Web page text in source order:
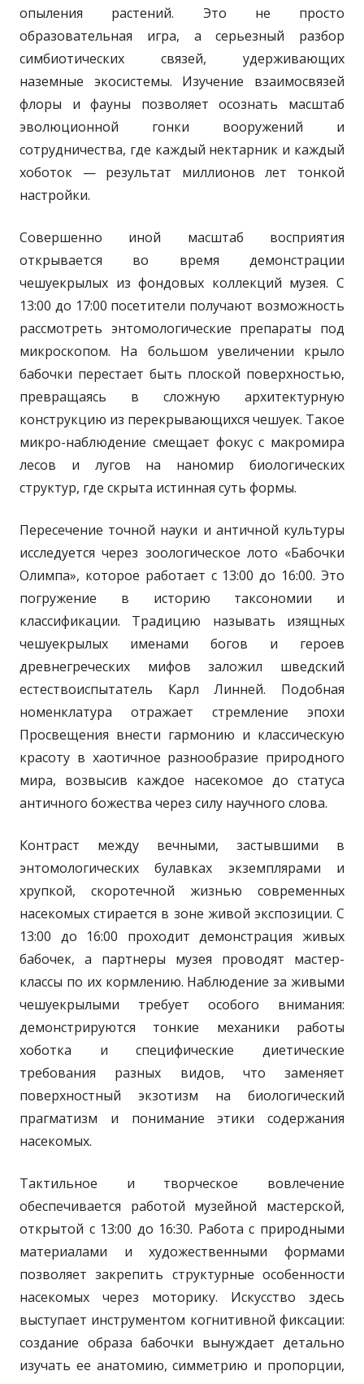
опыления растений. Это не просто
образовательная игра, а серьезный разбор
симбиотических связей, удерживающих
наземные экосистемы. Изучение взаимосвязей
флоры и фауны позволяет осознать масштаб
эволюционной гонки вооружений и
сотрудничества, где каждый нектарник и каждый
хоботок — результат миллионов лет тонкой
настройки.
Совершенно иной масштаб восприятия
открывается во время демонстрации
чешуекрылых из фондовых коллекций музея. С
13:00 до 17:00 посетители получают возможность
рассмотреть энтомологические препараты под
микроскопом. На большом увеличении крыло
бабочки перестает быть плоской поверхностью,
превращаясь в сложную архитектурную
конструкцию из перекрывающихся чешуек. Такое
микро-наблюдение смещает фокус с макромира
лесов и лугов на наномир биологических
структур, где скрыта истинная суть формы.
Пересечение точной науки и античной культуры
исследуется через зоологическое лото «Бабочки
Олимпа», которое работает с 13:00 до 16:00. Это
погружение в историю таксономии и
классификации. Традицию называть изящных
чешуекрылых именами богов и героев
древнегреческих мифов заложил шведский
естествоиспытатель Карл Линней. Подобная
номенклатура отражает стремление эпохи
Просвещения внести гармонию и классическую
красоту в хаотичное разнообразие природного
мира, возвысив каждое насекомое до статуса
античного божества через силу научного слова.
Контраст между вечными, застывшими в
энтомологических булавках экземплярами и
хрупкой, скоротечной жизнью современных
насекомых стирается в зоне живой экспозиции. С
13:00 до 16:00 проходит демонстрация живых
бабочек, а партнеры музея проводят мастер-
классы по их кормлению. Наблюдение за живыми
чешуекрылыми требует особого внимания:
демонстрируются тонкие механики работы
хоботка и специфические диетические
требования разных видов, что заменяет
поверхностный экзотизм на биологический
прагматизм и понимание этики содержания
насекомых.
Тактильное и творческое вовлечение
обеспечивается работой музейной мастерской,
открытой с 13:00 до 16:30. Работа с природными
материалами и художественными формами
позволяет закрепить структурные особенности
насекомых через моторику. Искусство здесь
выступает инструментом когнитивной фиксации:
создание образа бабочки вынуждает детально
изучать ее анатомию, симметрию и пропорции,